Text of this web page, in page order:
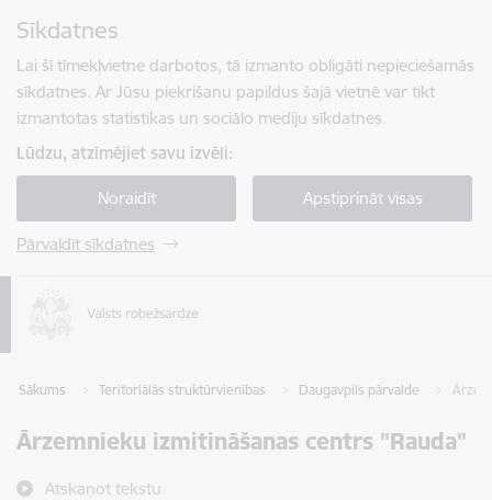
Sīkdatnes
Lai šī tīmekļvietne darbotos, tā izmanto obligāti nepieciešamās
sīkdatnes. Ar Jūsu piekrišanu papildus šajā vietnē var tikt
izmantotas statistikas un sociālo mediju sīkdatnes.
Lūdzu, atzīmējiet savu izvēli:
Noraidīt Apstiprināt visas
Pārvaldīt sīkdatnes
Sākums Teritoriālās struktūrvienības Daugavpils pārvalde
Ārzemnieku izmitināšanas centrs "Rauda"
Atskaņot tekstu